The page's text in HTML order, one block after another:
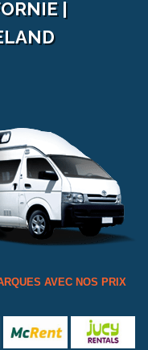
|
AVEC NOS PRIX